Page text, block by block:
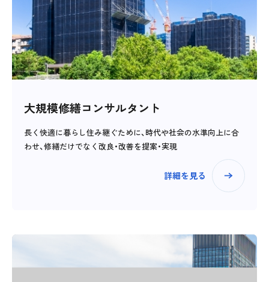
大規模修繕コンサルタント
長く快適に暮らし住み継ぐために、時代や社会の水準向上に合
わせ、修繕だけでなく改良・改善を提案・実現
詳細を見る